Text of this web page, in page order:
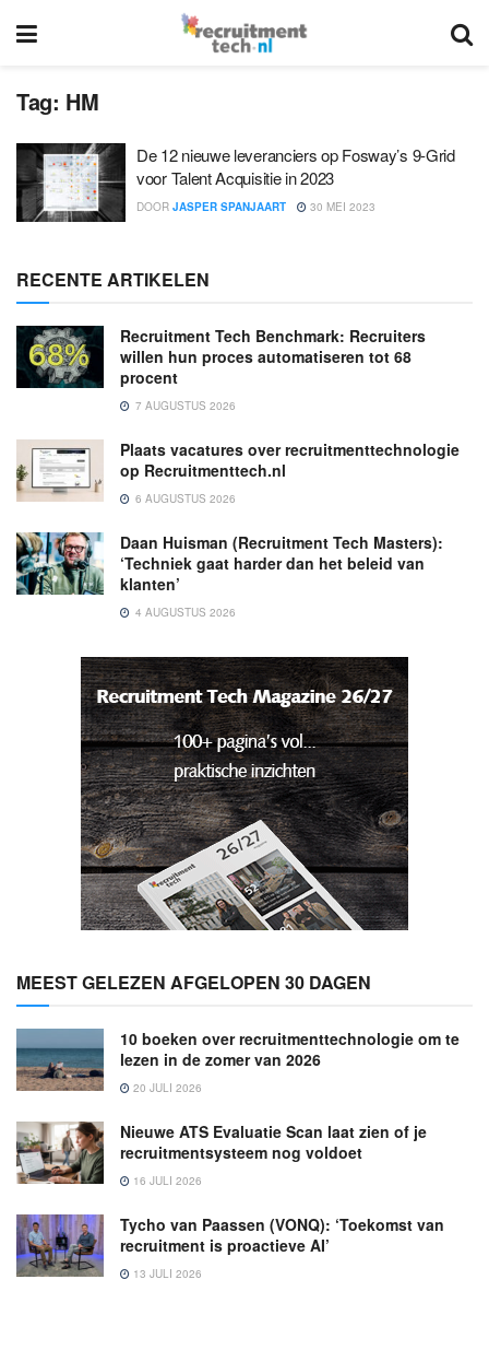
Tag: HM
De 12 nieuwe leveranciers op Fosway’s 9-Grid
voor Talent Acquisitie in 2023
DOOR JASPER SPANJAART 30 MEI 2023
RECENTE ARTIKELEN
Recruitment Tech Benchmark: Recruiters
willen hun proces automatiseren tot 68
procent
7 AUGUSTUS 2026
Plaats vacatures over recruitmenttechnologie
op Recruitmenttech.nl
6 AUGUSTUS 2026
Daan Huisman (Recruitment Tech Masters):
‘Techniek gaat harder dan het beleid van
klanten’
4 AUGUSTUS 2026
MEEST GELEZEN AFGELOPEN 30 DAGEN
10 boeken over recruitmenttechnologie om te
lezen in de zomer van 2026
20 JULI 2026
Nieuwe ATS Evaluatie Scan laat zien of je
recruitmentsysteem nog voldoet
16 JULI 2026
Tycho van Paassen (VONQ): ‘Toekomst van
recruitment is proactieve AI’
13 JULI 2026